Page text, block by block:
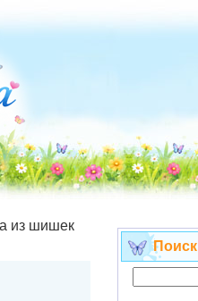
из шишек
Поиск